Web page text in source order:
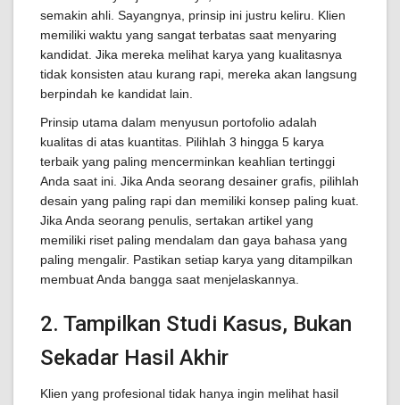
semakin ahli. Sayangnya, prinsip ini justru keliru. Klien
memiliki waktu yang sangat terbatas saat menyaring
kandidat. Jika mereka melihat karya yang kualitasnya
tidak konsisten atau kurang rapi, mereka akan langsung
berpindah ke kandidat lain.
Prinsip utama dalam menyusun portofolio adalah
kualitas di atas kuantitas. Pilihlah 3 hingga 5 karya
terbaik yang paling mencerminkan keahlian tertinggi
Anda saat ini. Jika Anda seorang desainer grafis, pilihlah
desain yang paling rapi dan memiliki konsep paling kuat.
Jika Anda seorang penulis, sertakan artikel yang
memiliki riset paling mendalam dan gaya bahasa yang
paling mengalir. Pastikan setiap karya yang ditampilkan
membuat Anda bangga saat menjelaskannya.
2. Tampilkan Studi Kasus, Bukan
Sekadar Hasil Akhir
Klien yang profesional tidak hanya ingin melihat hasil